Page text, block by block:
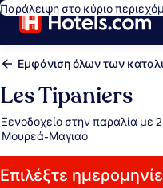
Παράλειψη στο κύριο
Εμφάνιση όλων των
Les Tipaniers
Ξενοδοχείο στην παραλία με
Μουρεά-Μαγιαό
Επιλέξτε